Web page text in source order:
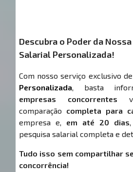
Descubra o Poder da
Salarial Personalizada!
Com nosso serviço exclusivo de
Personalizada, basta
empresas concorrentes
comparação completa para
empresa e, em até 20 dias
pesquisa salarial completa e
Tudo isso sem compartilhar
concorrência!